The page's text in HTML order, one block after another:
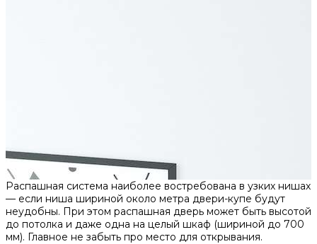
Распашная система наиболее востребована в узких нишах
— если ниша шириной около метра двери-купе будут
неудобны. При этом распашная дверь может быть высотой
до потолка и даже одна на целый шкаф (шириной до 700
мм). Главное не забыть про место для открывания.